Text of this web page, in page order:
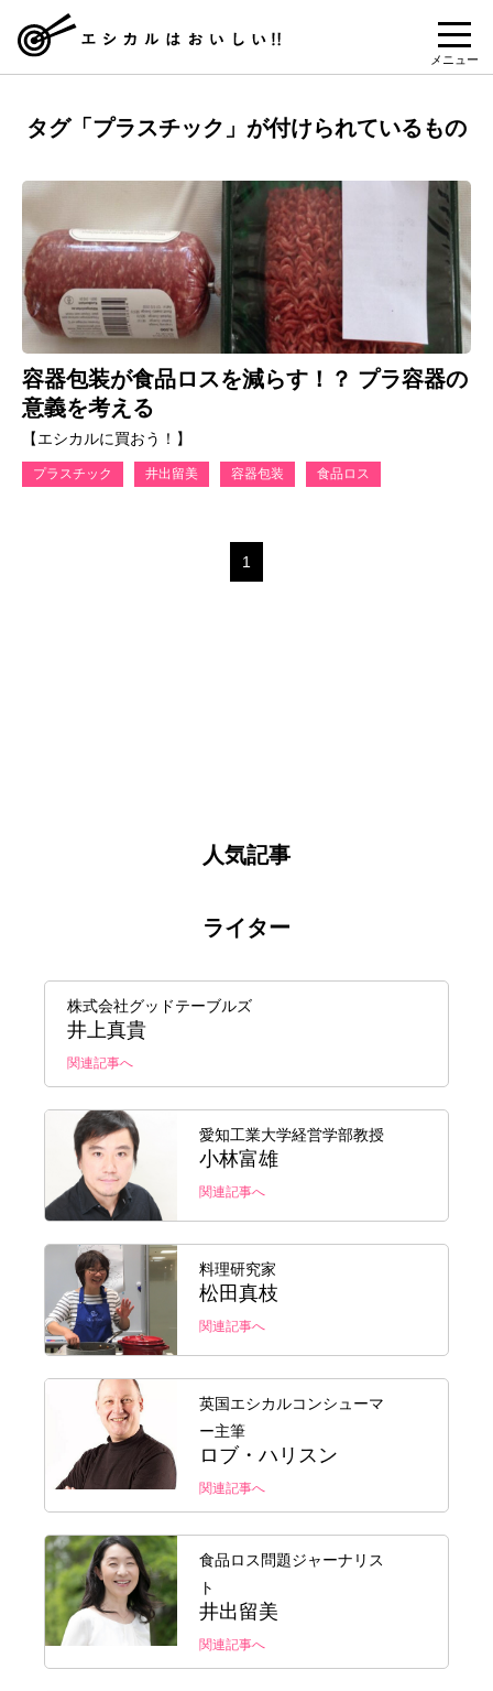
メニュー
タグ「プラスチック」が付けられているもの
容器包装が食品ロスを減らす！？ プラ容器の
意義を考える
【エシカルに買おう！】
プラスチック 井出留美 容器包装 食品ロス
1
人気記事
ライター
株式会社グッドテーブルズ
井上真貴
関連記事へ
愛知工業大学経営学部教授
小林富雄
関連記事へ
料理研究家
松田真枝
関連記事へ
英国エシカルコンシューマ
ー主筆
ロブ・ハリスン
関連記事へ
食品ロス問題ジャーナリス
ト
井出留美
関連記事へ